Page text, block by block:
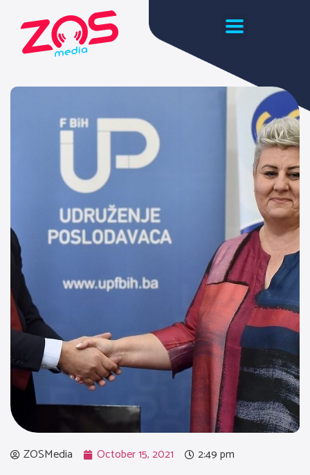
ZOSMedia October 15, 2021 2:49 pm